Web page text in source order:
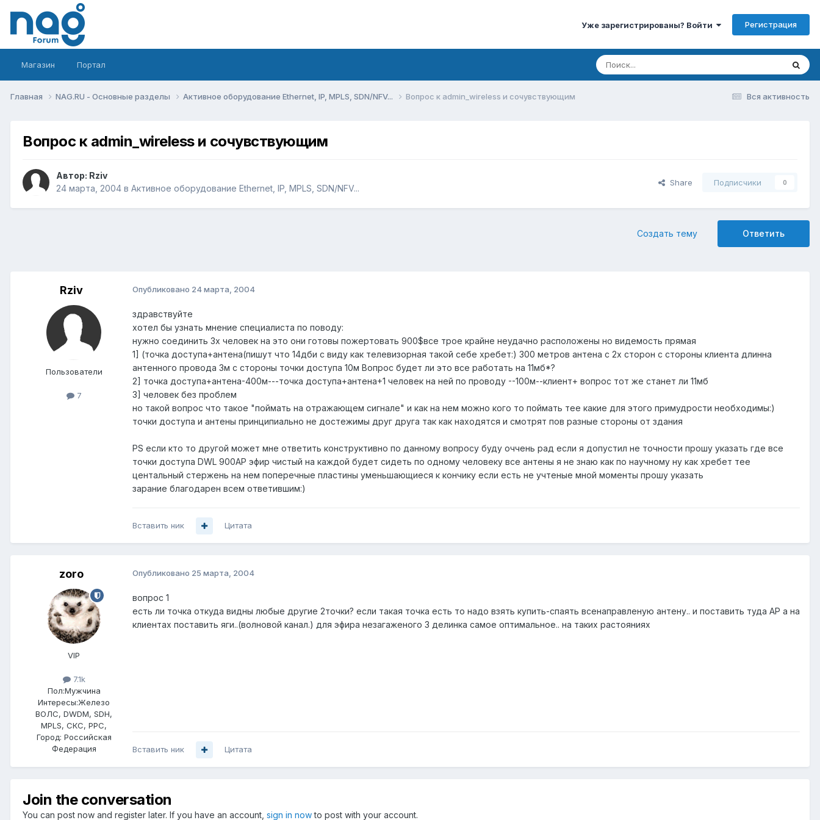
Уже зарегистрированы? Войти Регистрация
Магазин Портал
Вся активность
Главная NAG.RU - Основные разделы Активное оборудование Ethernet, IP, MPLS, SDN/NFV... Вопрос к admin_wireless и сочувствующим
Вопрос к admin_wireless и сочувствующим
Автор: Rziv
24 марта, 2004 в Активное оборудование Ethernet, IP, MPLS, SDN/NFV...
Share Подписчики 0
Ответить
Создать тему
Rziv
Пользователи
7
Опубликовано 24 марта, 2004
здравствуйте
хотел бы узнать мнение специалиста по поводу:
нужно соединить 3х человек на это они готовы пожертовать 900$все трое крайне неудачно расположены но видемость прямая
1] (точка доступа+антена(пишут что 14дби с виду как телевизорная такой себе хребет:) 300 метров антена с 2х сторон с стороны клиента длинна
антенного провода 3м с стороны точки доступа 10м Вопрос будет ли это все работать на 11мб*?
2] точка доступа+антена-400м---точка доступа+антена+1 человек на ней по проводу --100м--клиент+ вопрос тот же станет ли 11мб
3] человек без проблем
но такой вопрос что такое "поймать на отражающем сигнале" и как на нем можно кого то поймать тее какие для этого примудрости необходимы:)
точки доступа и антены принципиально не достежимы друг друга так как находятся и смотрят пов разные стороны от здания
PS если кто то другой может мне ответить конструктивно по данному вопросу буду оччень рад если я допустил не точности прошу указать где все
точки доступа DWL 900AP эфир чистый на каждой будет сидеть по одному человеку все антены я не знаю как по научному ну как хребет тее
центальный стержень на нем поперечные пластины уменьшающиеся к кончику если есть не учтеные мной моменты прошу указать
зарание благодарен всем ответившим:)
Вставить ник Цитата
zoro
VIP
7.1k
Пол:Мужчина
Интересы:Железо
ВОЛС, DWDM, SDH,
MPLS, СКС, РРС,
Город: Российская
Федерация
Опубликовано 25 марта, 2004
вопрос 1
есть ли точка откуда видны любые другие 2точки? если такая точка есть то надо взять купить-спаять всенаправленую антену.. и поставить туда АР а на
клиентах поставить яги..(волновой канал.) для эфира незагаженого 3 делинка самое оптимальное.. на таких растояниях
Вставить ник Цитата
Join the conversation
You can post now and register later. If you have an account, sign in nowto post with your account.